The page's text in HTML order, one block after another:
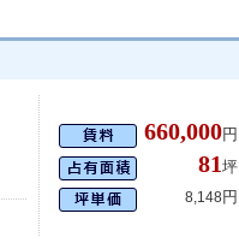
660,000円
81 坪
8,148円